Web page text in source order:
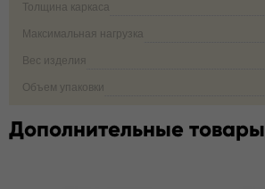
Толщина каркаса
Максимальная нагрузка
Вес изделия
Объем упаковки
Дополнительные товары